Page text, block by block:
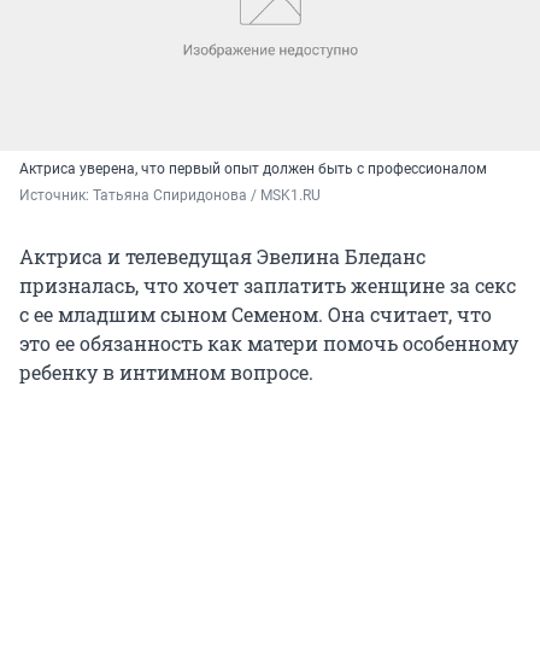
Актриса уверена, что первый опыт должен быть с профессионалом
Источник: Татьяна Спиридонова / MSK1.RU
Актриса и телеведущая Эвелина Бледанс
призналась, что хочет заплатить женщине за секс
с ее младшим сыном Семеном. Она считает, что
это ее обязанность как матери помочь особенному
ребенку в интимном вопросе.